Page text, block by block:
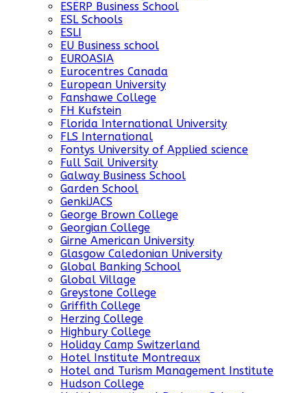
ESERP Business School
ESL Schools
ESLI
EU Business school
EUROASIA
Eurocentres Canada
European University
Fanshawe College
FH Kufstein
Florida International University
FLS International
Fontys University of Applied science
Full Sail University
Galway Business School
Garden School
GenkiJACS
George Brown College
Georgian College
Girne American University
Glasgow Caledonian University
Global Banking School
Global Village
Greystone College
Griffith College
Herzing College
Highbury College
Holiday Camp Switzerland
Hotel Institute Montreaux
Hotel and Turism Management Institute
Hudson College